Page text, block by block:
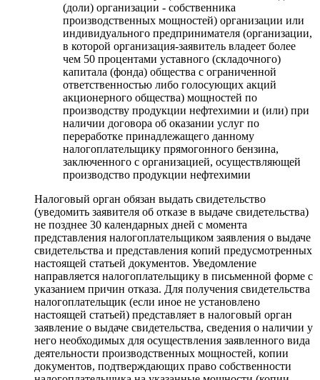
(доли) организации - собственника
производственных мощностей) организации или
индивидуального предпринимателя (организации,
в которой организация-заявитель владеет более
чем 50 процентами уставного (складочного)
капитала (фонда) общества с ограниченной
ответственностью либо голосующих акций
акционерного общества) мощностей по
производству продукции нефтехимии и (или) при
наличии договора об оказании услуг по
переработке принадлежащего данному
налогоплательщику прямогонного бензина,
заключенного с организацией, осуществляющей
производство продукции нефтехимии
Налоговый орган обязан выдать свидетельство
(уведомить заявителя об отказе в выдаче свидетельства)
не позднее 30 календарных дней с момента
представления налогоплательщиком заявления о выдаче
свидетельства и представления копий предусмотренных
настоящей статьей документов. Уведомление
направляется налогоплательщику в письменной форме с
указанием причин отказа. Для получения свидетельства
налогоплательщик (если иное не установлено
настоящей статьей) представляет в налоговый орган
заявление о выдаче свидетельства, сведения о наличии у
него необходимых для осуществления заявленного вида
деятельности производственных мощностей, копии
документов, подтверждающих право собственности